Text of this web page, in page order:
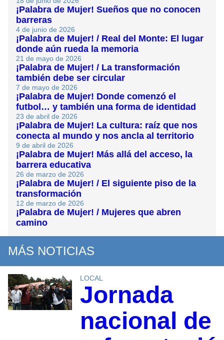
¡Palabra de Mujer! Sueños que no conocen
barreras
4 de junio de 2026
¡Palabra de Mujer! / Real del Monte: El lugar
donde aún rueda la memoria
21 de mayo de 2026
¡Palabra de Mujer! / La transformación
también debe ser circular
7 de mayo de 2026
¡Palabra de Mujer! Donde comenzó el
futbol… y también una forma de identidad
23 de abril de 2026
¡Palabra de Mujer! La cultura: raíz que nos
conecta al mundo y nos ancla al territorio
9 de abril de 2026
¡Palabra de Mujer! Más allá del acceso, la
barrera educativa
26 de marzo de 2026
¡Palabra de Mujer! / El siguiente piso de la
transformación
12 de marzo de 2026
¡Palabra de Mujer! / Mujeres que abren
camino
MÁS NOTICIAS
LOCAL
Jornada
nacional de